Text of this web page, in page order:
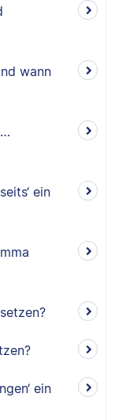
wann
ein
ein